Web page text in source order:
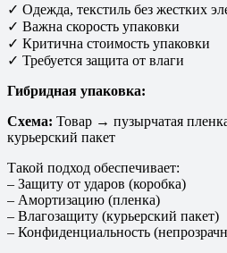
✓ Одежда, текстиль без жестких
✓ Важна скорость упаковки
✓ Критична стоимость упаковки
✓ Требуется защита от влаги
Гибридная упаковка:
Схема: Товар → пузырчатая
курьерский пакет
Такой подход обеспечивает:
– Защиту от ударов (коробка)
– Амортизацию (пленка)
– Влагозащиту (курьерский пакет)
– Конфиденциальность